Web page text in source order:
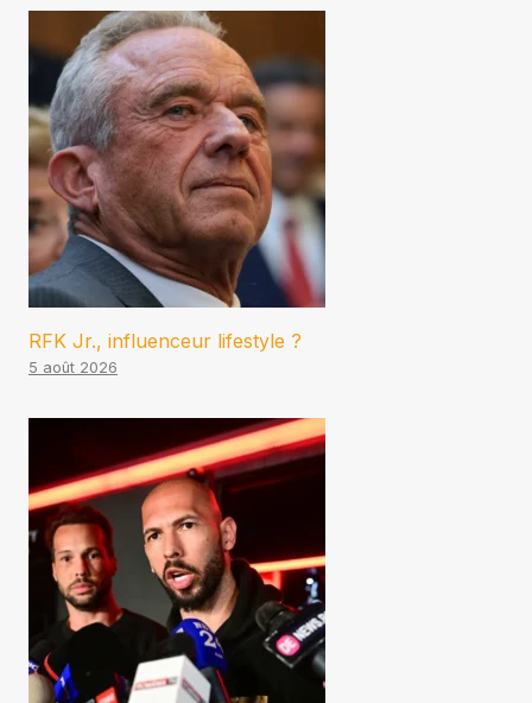
RFK Jr., influenceur lifestyle ?
5 août 2026